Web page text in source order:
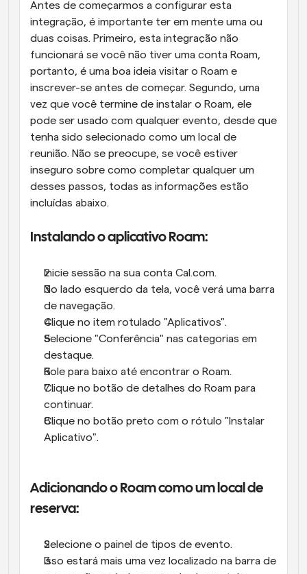
Antes de começarmos a configurar esta
integração, é importante ter em mente uma ou
duas coisas. Primeiro, esta integração não
funcionará se você não tiver uma conta Roam,
portanto, é uma boa ideia visitar o Roam e
inscrever-se antes de começar. Segundo, uma
vez que você termine de instalar o Roam, ele
pode ser usado com qualquer evento, desde que
tenha sido selecionado como um local de
reunião. Não se preocupe, se você estiver
inseguro sobre como completar qualquer um
desses passos, todas as informações estão
incluídas abaixo.
Instalando o aplicativo Roam:
Inicie sessão na sua conta Cal.com.
No lado esquerdo da tela, você verá uma barra
de navegação.
Clique no item rotulado "Aplicativos".
Selecione "Conferência" nas categorias em
destaque.
Role para baixo até encontrar o Roam.
Clique no botão de detalhes do Roam para
continuar.
Clique no botão preto com o rótulo "Instalar
Aplicativo".
Adicionando o Roam como um local de
reserva:
Selecione o painel de tipos de evento.
Isso estará mais uma vez localizado na barra de